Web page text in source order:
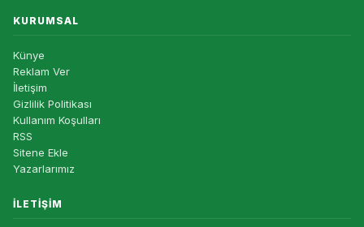
KURUMSAL
Künye
Reklam Ver
İletişim
Gizlilik Politikası
Kullanım Koşulları
RSS
Sitene Ekle
Yazarlarımız
İLETIŞIM